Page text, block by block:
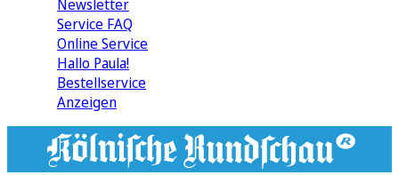
Newsletter
Service FAQ
Online Service
Hallo Paula!
Bestellservice
Anzeigen